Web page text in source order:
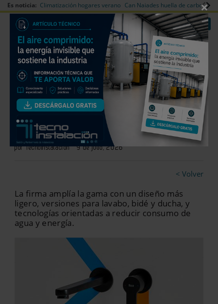
Es noticia: Climatización hogares verano Can Naiades huella de carbono
Redes Sociales Es noticia Login empresas Registro
Grifería para baño residencial y
contract
por Tecnoinstalación 9 de julio, 2026
< Volver
La firma amplía la gama con un diseño más
ligero, versiones para lavabo, bidé y ducha, y
tecnologías orientadas a reducir consumo de
agua y energía.
×